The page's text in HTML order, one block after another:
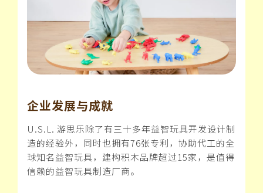
企业发展与成就
U.S.L. 游思乐除了有三十多年益智玩具开发设计制
造的经验外，同时也拥有76张专利，协助代工的全
球知名益智玩具，建构积木品牌超过15家，是值得
信赖的益智玩具制造厂商。